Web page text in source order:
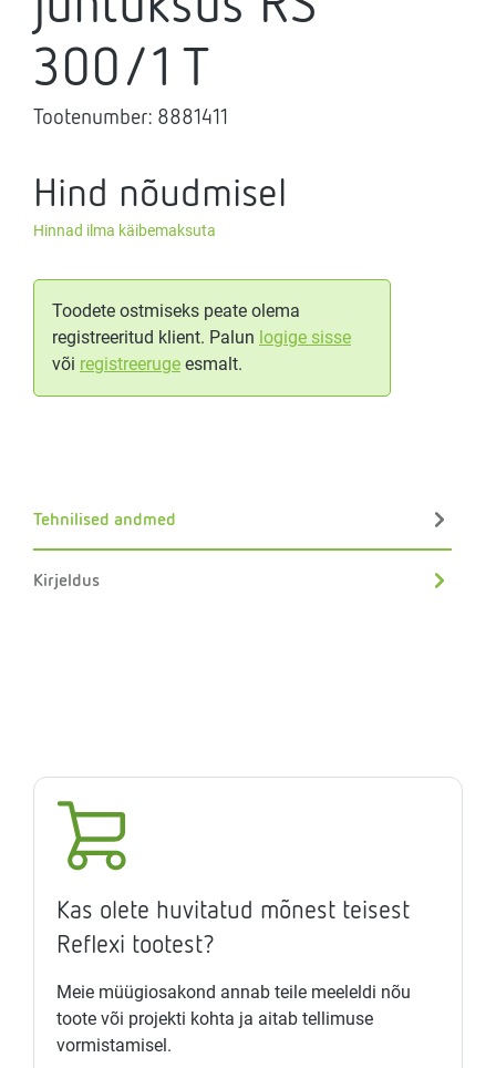
300/1 T
Tootenumber: 8881411
Hind nõudmisel
Hinnad ilma käibemaksuta
Toodete ostmiseks peate olema
registreeritud klient. Palun logige sisse
või registreeruge esmalt.
Tehnilised andmed
Kirjeldus
Kas olete huvitatud mõnest teisest
Reflexi tootest?
Meie müügiosakond annab teile meeleldi nõu
toote või projekti kohta ja aitab tellimuse
vormistamisel.